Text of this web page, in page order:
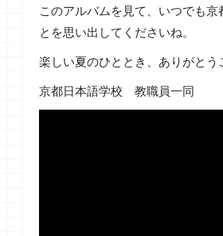
このアルバムを見て、いつでも京
とを思い出してくださいね。
楽しい夏のひととき、ありがと
京都日本語学校 教職員一同